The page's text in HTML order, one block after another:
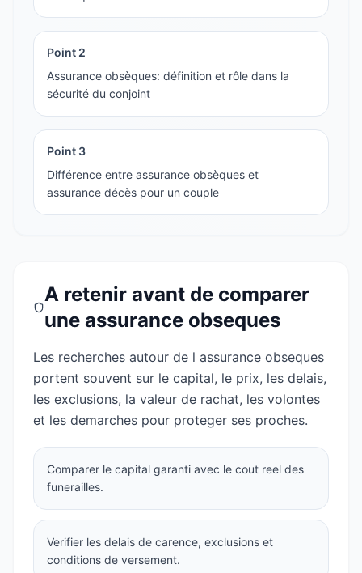
Point 2
Assurance obsèques: définition et rôle dans la
sécurité du conjoint
Point 3
Différence entre assurance obsèques et
assurance décès pour un couple
A retenir avant de comparer
une assurance obseques
Les recherches autour de l assurance obseques
portent souvent sur le capital, le prix, les delais,
les exclusions, la valeur de rachat, les volontes
et les demarches pour proteger ses proches.
Comparer le capital garanti avec le cout reel des
funerailles.
Verifier les delais de carence, exclusions et
conditions de versement.